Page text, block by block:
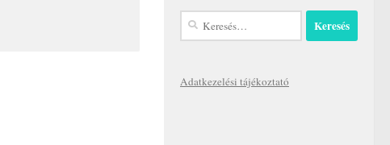
Keresés:
Adatkezelési tájékoztató